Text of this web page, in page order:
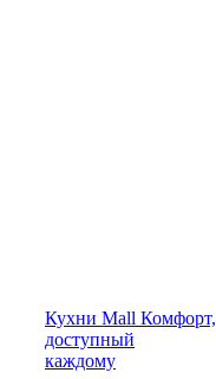
Кухни Mall Комфорт,
доступный
каждому